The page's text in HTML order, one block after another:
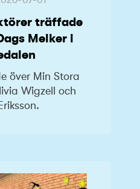
träffade
Melker i
över Min Stora
Wigzell och